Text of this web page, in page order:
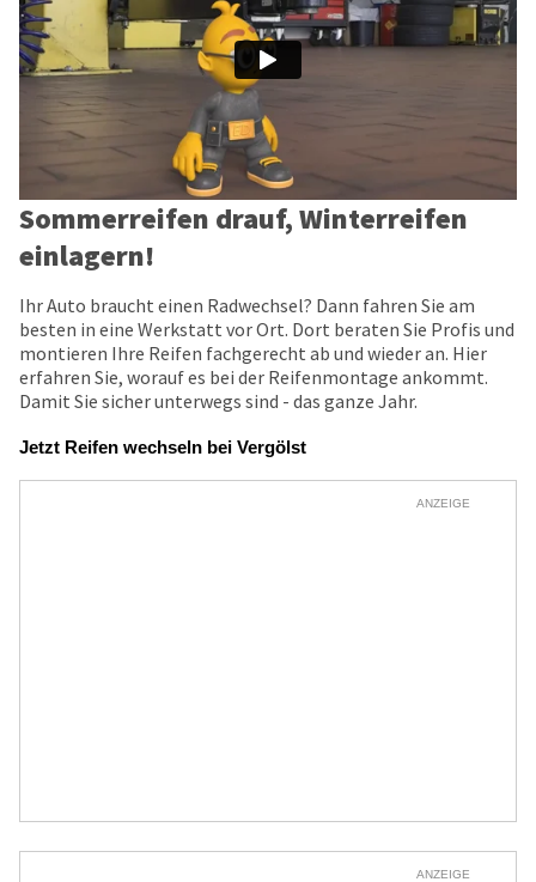
Sommerreifen drauf, Winterreifen
einlagern!
Ihr Auto braucht einen Radwechsel? Dann fahren Sie am
besten in eine Werkstatt vor Ort. Dort beraten Sie Profis und
montieren Ihre Reifen fachgerecht ab und wieder an. Hier
erfahren Sie, worauf es bei der Reifenmontage ankommt.
Damit Sie sicher unterwegs sind - das ganze Jahr.
Jetzt Reifen wechseln bei Vergölst
ANZEIGE
ANZEIGE